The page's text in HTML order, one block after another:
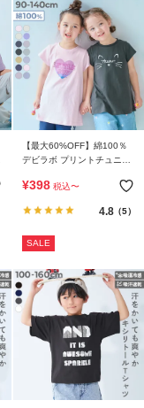
【最大60%OFF】綿100％
デビラボ プリントチュニッ
¥398 税込〜
4.8（5）
SALE